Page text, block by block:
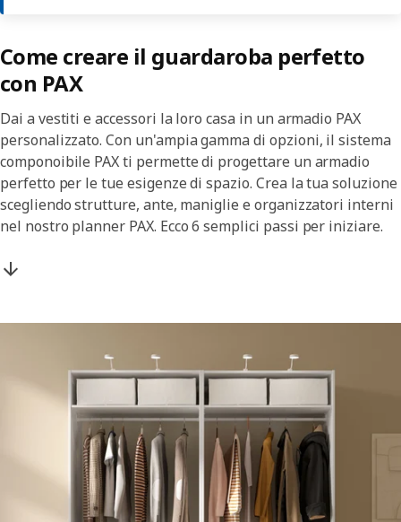
Come creare il guardaroba perfetto
con PAX
Dai a vestiti e accessori la loro casa in un armadio PAX
personalizzato. Con un'ampia gamma di opzioni, il sistema
componoibile PAX ti permette di progettare un armadio
perfetto per le tue esigenze di spazio. Crea la tua soluzione
scegliendo strutture, ante, maniglie e organizzatori interni
nel nostro planner PAX. Ecco 6 semplici passi per iniziare.